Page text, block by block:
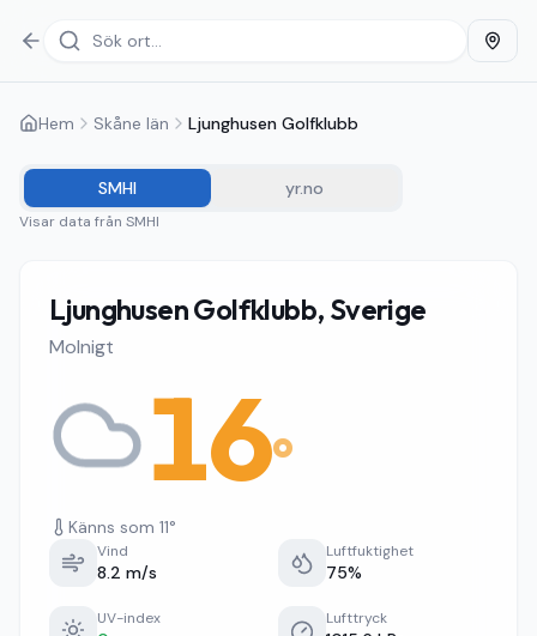
Hem Skåne län Ljunghusen Golfklubb
SMHI yr.no
Visar data från SMHI
Ljunghusen Golfklubb, Sverige
Molnigt
16°
Känns som 11°
Vind
8.2 m/s
Luftfuktighet
75%
UV-index Lufttryck